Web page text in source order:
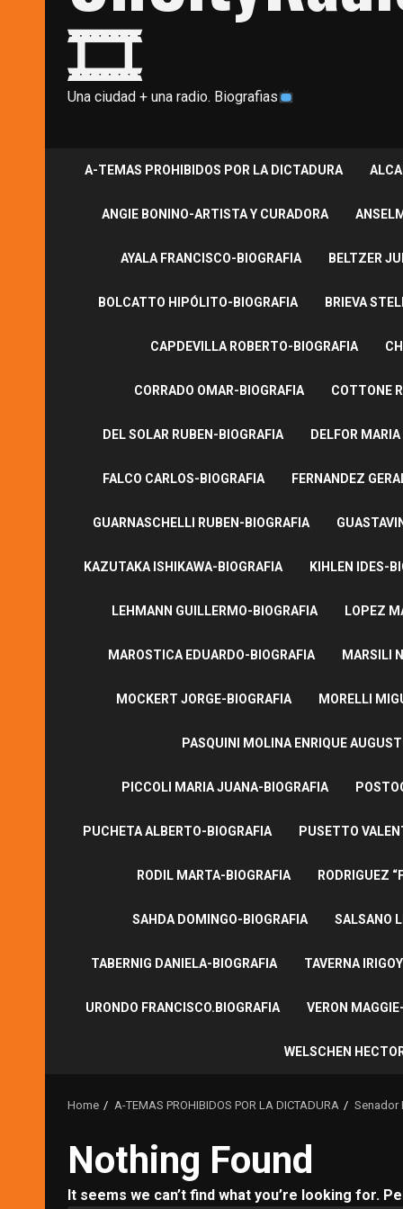
🎞
Una ciudad + una radio. Biografias
A-TEMAS PROHIBIDOS POR LA DICTADURA
ANGIE BONINO-ARTISTA Y CURADORA
AYALA FRANCISCO-BIOGRAFIA BELTZER
BOLCATTO HIPÓLITO-BIOGRAFIA BRIEVA
CAPDEVILLA ROBERTO-BIOGRAFIA
CORRADO OMAR-BIOGRAFIA COTTONE
DEL SOLAR RUBEN-BIOGRAFIA DELFOR
FALCO CARLOS-BIOGRAFIA FERNANDEZ
GUARNASCHELLI RUBEN-BIOGRAFIA
KAZUTAKA ISHIKAWA-BIOGRAFIA KIHLEN IDES-
LEHMANN GUILLERMO-BIOGRAFIA LOPEZ
MAROSTICA EDUARDO-BIOGRAFIA MARSILI
MOCKERT JORGE-BIOGRAFIA MORELLI
PASQUINI MOLINA ENRIQUE
PICCOLI MARIA JUANA-BIOGRAFIA
PUCHETA ALBERTO-BIOGRAFIA PUSETTO
RODIL MARTA-BIOGRAFIA RODRIGUEZ
SAHDA DOMINGO-BIOGRAFIA SALSANO
TABERNIG DANIELA-BIOGRAFIA TAVERNA
URONDO FRANCISCO.BIOGRAFIA VERON
WELSCHEN
Home A-TEMAS PROHIBIDOS POR LA DICTADURA Senador
Nothing Found
It seems we can’t find what you’re looking for.